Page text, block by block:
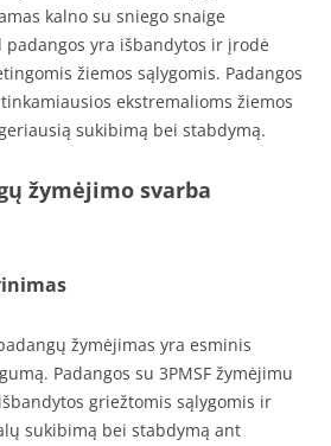
kalno su sniego snaige
yra išbandytos ir įrodė
žiemos sąlygomis. Padangos
ekstremalioms žiemos
sukibimą bei stabdymą.
žymėjimo svarba
žymėjimas yra esminis
Padangos su 3PMSF žymėjimu
griežtomis sąlygomis ir
sukibimą bei stabdymą ant